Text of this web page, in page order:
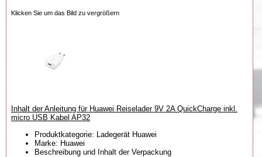
Klicken Sie um das Bild zu vergrößern
Inhalt der Anleitung für Huawei Reiselader 9V 2A QuickCharge inkl.
micro USB Kabel AP32
Produktkategorie: Ladegerät Huawei
Marke: Huawei
Beschreibung und Inhalt der Verpackung